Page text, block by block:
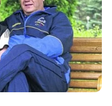
утримання
ТЦК
колег розслідує ДБР
Закарпатті
на вирок, побив до